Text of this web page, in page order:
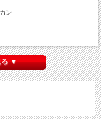
ン
能となります。
認（課金）を行います。予め
ド決済承認（課金）を行いま
る ▼